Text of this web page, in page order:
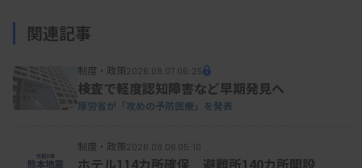
関連記事
制度・政策2026.08.07 06:25
検査で軽度認知障害など早期発見へ
厚労省が「攻めの予防医療」を発表
制度・政策2026.08.06 05:10
ホテル114カ所確保 避難所140カ所開設